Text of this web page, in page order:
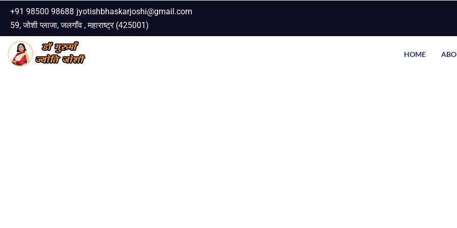
Skip
to
content
+91 98500 98688 jyotishbhaskarjoshi@gmail.com
59, जोशी प्लाजा, जलगाँव , महाराष्ट्र (425001)
HOME